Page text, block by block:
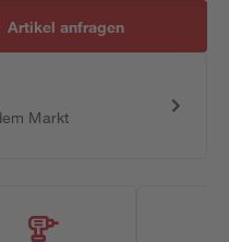
Artikel anfragen
Markt